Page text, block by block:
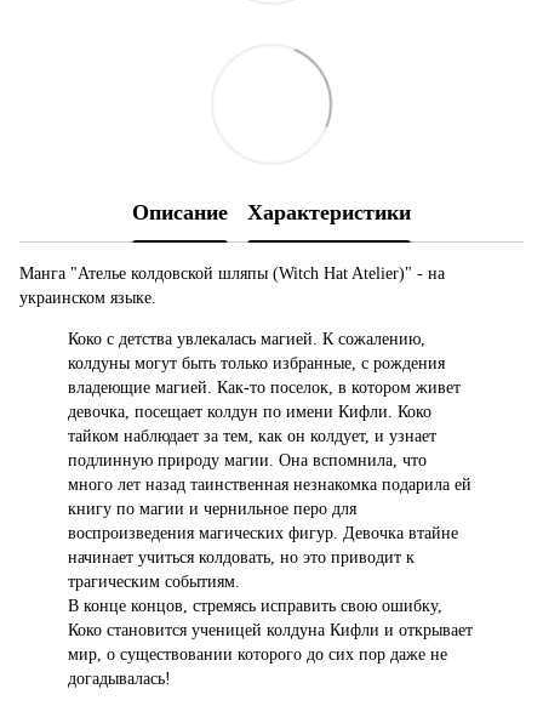
Описание Характеристики
Манга "Ателье колдовской шляпы (Witch Hat Atelier)" - на
украинском языке.
Коко с детства увлекалась магией. К сожалению,
колдуны могут быть только избранные, с рождения
владеющие магией. Как-то поселок, в котором живет
девочка, посещает колдун по имени Кифли. Коко
тайком наблюдает за тем, как он колдует, и узнает
подлинную природу магии. Она вспомнила, что
много лет назад таинственная незнакомка подарила ей
книгу по магии и чернильное перо для
воспроизведения магических фигур. Девочка втайне
начинает учиться колдовать, но это приводит к
трагическим событиям.
В конце концов, стремясь исправить свою ошибку,
Коко становится ученицей колдуна Кифли и открывает
мир, о существовании которого до сих пор даже не
догадывалась!